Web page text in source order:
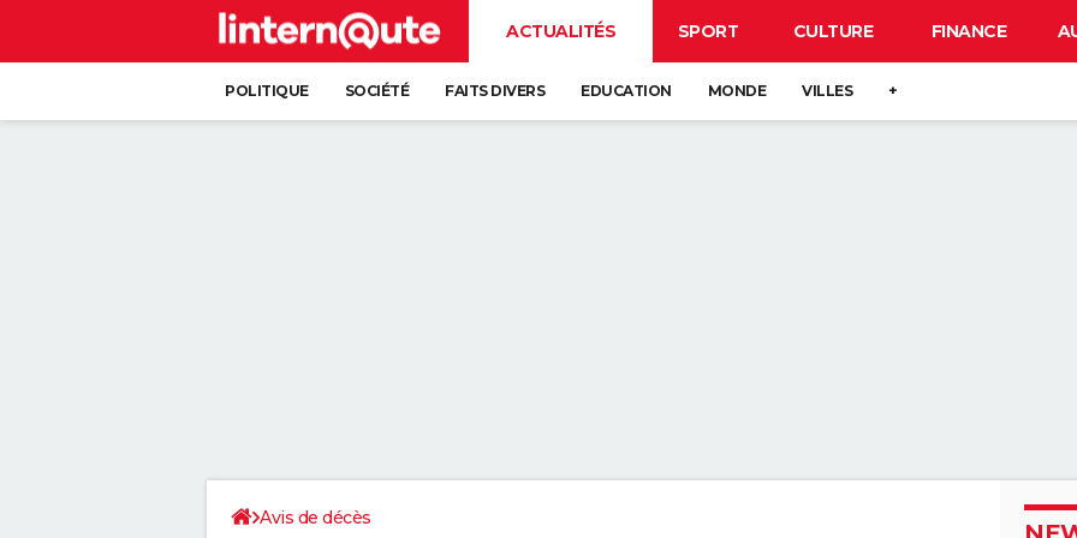
ACTUALITÉS SPORT CULTURE FINANCE
POLITIQUE SOCIÉTÉ FAITS DIVERS EDUCATION MONDE VILLES +
Avis de décès